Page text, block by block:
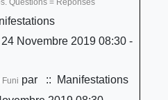
Questions = Réponses
Novembre 2019 08:30 -
Funi par
:: Manifestations